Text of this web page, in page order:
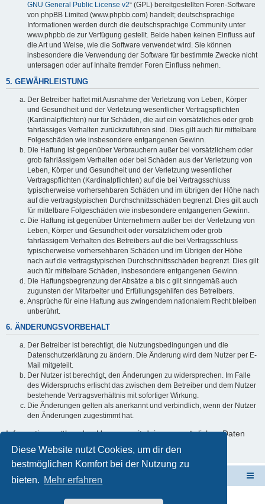
Diese Website nutzt Cookies, um dir den
bestmöglichen Komfort bei der Nutzung zu
bieten. Mehr erfahren
GNU General Public License v2“ (GPL) bereitgestellten Foren-Software
von phpBB Limited (www.phpbb.com) handelt; deutschsprachige
Informationen werden durch die deutschsprachige Community unter
www.phpbb.de zur Verfügung gestellt. Beide haben keinen Einfluss auf
die Art und Weise, wie die Software verwendet wird. Sie können
insbesondere die Verwendung der Software für bestimmte Zwecke nicht
untersagen oder auf Inhalte fremder Foren Einfluss nehmen.
5. GEWÄHRLEISTUNG
Der Betreiber haftet mit Ausnahme der Verletzung von Leben, Körper
und Gesundheit und der Verletzung wesentlicher Vertragspflichten
(Kardinalpflichten) nur für Schäden, die auf ein vorsätzliches oder grob
fahrlässiges Verhalten zurückzuführen sind. Dies gilt auch für mittelbare
Folgeschäden wie insbesondere entgangenen Gewinn.
Die Haftung ist gegenüber Verbrauchern außer bei vorsätzlichem oder
grob fahrlässigem Verhalten oder bei Schäden aus der Verletzung von
Leben, Körper und Gesundheit und der Verletzung wesentlicher
Vertragspflichten (Kardinalpflichten) auf die bei Vertragsschluss
typischerweise vorhersehbaren Schäden und im übrigen der Höhe nach
auf die vertragstypischen Durchschnittsschäden begrenzt. Dies gilt auch
für mittelbare Folgeschäden wie insbesondere entgangenen Gewinn.
Die Haftung ist gegenüber Unternehmern außer bei der Verletzung von
Leben, Körper und Gesundheit oder vorsätzlichem oder grob
fahrlässigem Verhalten des Betreibers auf die bei Vertragsschluss
typischerweise vorhersehbaren Schäden und im Übrigen der Höhe
nach auf die vertragstypischen Durchschnittsschäden begrenzt. Dies gilt
auch für mittelbare Schäden, insbesondere entgangenen Gewinn.
Die Haftungsbegrenzung der Absätze a bis c gilt sinngemäß auch
zugunsten der Mitarbeiter und Erfüllungsgehilfen des Betreibers.
Ansprüche für eine Haftung aus zwingendem nationalem Recht bleiben
unberührt.
6. ÄNDERUNGSVORBEHALT
Der Betreiber ist berechtigt, die Nutzungsbedingungen und die
Datenschutzerklärung zu ändern. Die Änderung wird dem Nutzer per E-
Mail mitgeteilt.
Der Nutzer ist berechtigt, den Änderungen zu widersprechen. Im Falle
des Widerspruchs erlischt das zwischen dem Betreiber und dem Nutzer
bestehende Vertragsverhältnis mit sofortiger Wirkung.
Die Änderungen gelten als anerkannt und verbindlich, wenn der Nutzer
den Änderungen zugestimmt hat.
Informationen über den Umgang mit deinen persönlichen Daten
sind in der Datenschutzerklärung enthalten.
ElabNET Technik Forum